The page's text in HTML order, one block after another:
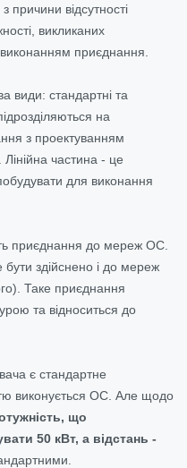
причини відсутності
викликаних
приєднання.
види: стандартні та
на
з проектуванням
частина - це
для виконання
приєднання до мереж ОС.
здійснено і до мереж
Таке приєднання
та відноситься до
є стандартне
виконується ОС. Але щодо
що
50 кВт, а відстань -